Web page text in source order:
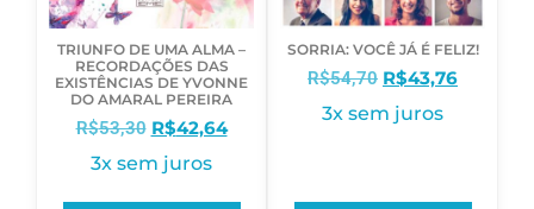
TRIUNFO DE UMA ALMA –
RECORDAÇÕES DAS
EXISTÊNCIAS DE YVONNE
DO AMARAL PEREIRA
R$53,30 R$42,64
3x sem juros
SORRIA: VOCÊ JÁ É FELIZ!
R$54,70 R$43,76
3x sem juros